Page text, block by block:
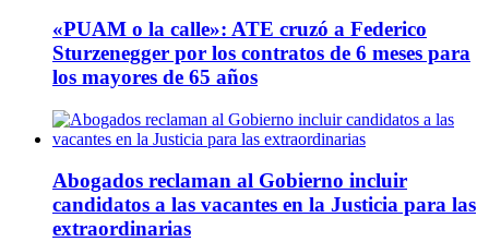
«PUAM o la calle»: ATE cruzó a Federico
Sturzenegger por los contratos de 6 meses para
los mayores de 65 años
Abogados reclaman al Gobierno incluir
candidatos a las vacantes en la Justicia para las
extraordinarias